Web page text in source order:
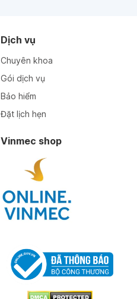
Dịch vụ
Chuyên khoa
Gói dịch vụ
Bảo hiểm
Đặt lịch hẹn
Vinmec shop